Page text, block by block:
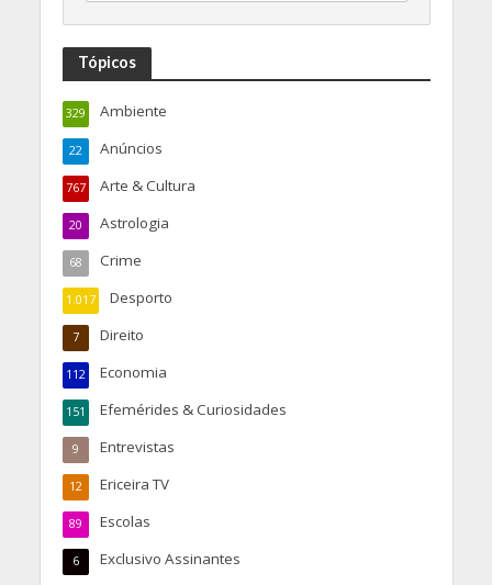
Tópicos
Ambiente
329
Anúncios
22
Arte & Cultura
767
Astrologia
20
Crime
68
Desporto
1.017
Direito
7
Economia
112
Efemérides & Curiosidades
151
Entrevistas
9
Ericeira TV
12
Escolas
89
Exclusivo Assinantes
6